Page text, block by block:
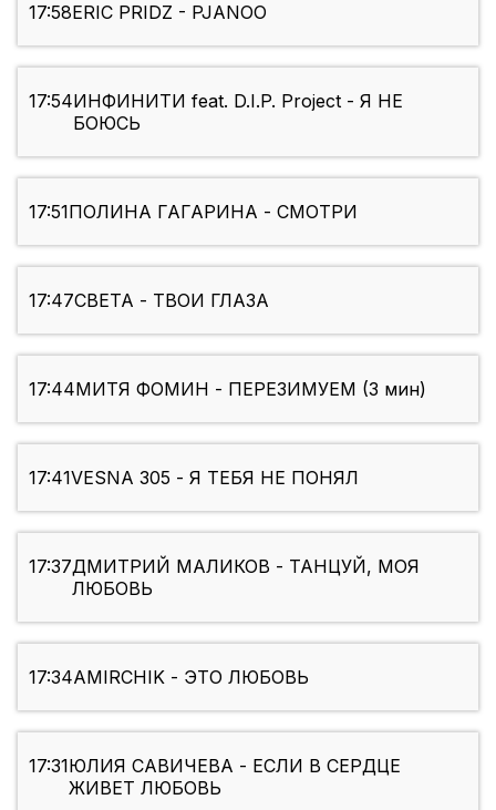
17:58ERIC PRIDZ - PJANOO
17:54ИНФИНИТИ feat. D.I.P. Project - Я НЕ
БОЮСЬ
17:51ПОЛИНА ГАГАРИНА - СМОТРИ
17:47СВЕТА - ТВОИ ГЛАЗА
17:44МИТЯ ФОМИН - ПЕРЕЗИМУЕМ (3 мин)
17:41VESNA 305 - Я ТЕБЯ НЕ ПОНЯЛ
17:37ДМИТРИЙ МАЛИКОВ - ТАНЦУЙ, МОЯ
ЛЮБОВЬ
17:34AMIRCHIK - ЭТО ЛЮБОВЬ
17:31ЮЛИЯ САВИЧЕВА - ЕСЛИ В СЕРДЦЕ
ЖИВЕТ ЛЮБОВЬ